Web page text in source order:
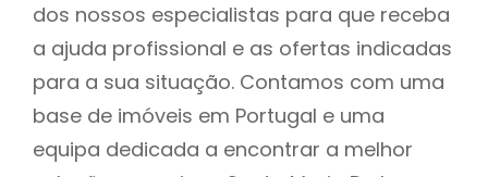
dos nossos especialistas para que receba
a ajuda profissional e as ofertas indicadas
para a sua situação. Contamos com uma
base de imóveis em Portugal e uma
equipa dedicada a encontrar a melhor